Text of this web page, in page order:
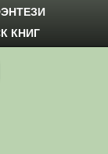
КНИГ